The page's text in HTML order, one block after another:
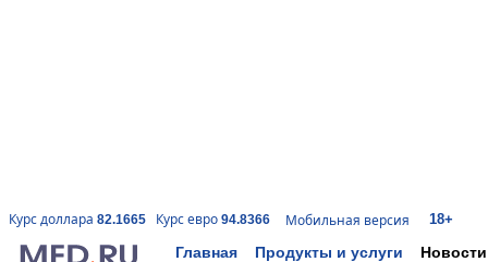
Курс доллара 82.1665 Курс евро 94.8366 Мобильная версия 18+
Главная Продукты и услуги Новости